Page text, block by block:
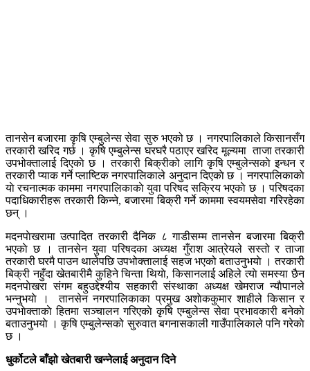
तानसेन बजारमा कृषि एम्बुलेन्स सेवा सुरु भएको छ । नगरपालिकाले किसानसँग
तरकारी खरिद गर्छ । कृषि एम्बुलेन्स घरघरै पठाएर खरिद मूल्यमा ताजा तरकारी
उपभोक्तालाई दिएकाे छ । तरकारी बिक्रीको लागि कृषि एम्बुलेन्सकाे इन्धन र
तरकारी प्याक गर्ने प्लाष्टिक नगरपालिकाले अनुदान दिएकाे छ । नगरपालिकाकाे
याे रचनात्मक काममा नगरपालिकाकाे युवा परिषद सक्रिय भएकाे छ । परिषदका
पदाधिकारीहरू तरकारी किन्ने, बजारमा बिक्री गर्ने काममा स्वयमसेवा गरिरहेका
छन् ।
मदनपाेखरामा उत्पादित तरकारी दैनिक ८ गाडीसम्म तानसेन बजारमा बिक्री
भएकाे छ । तानसेन युवा परिषदका अध्यक्ष गुँराश आत्रेयले सस्तो र ताजा
तरकारी घरमै पाउन थालेपछि उपभोक्तालाई सहज भएको बताउनुभयाे । तरकारी
बिक्री नहुँदा खेतबारीमै कुहिने चिन्ता थियाे, किसानलाई अहिले त्याे समस्या छैन
मदनपाेखरा संगम बहुउद्देश्यीय सहकारी संस्थाका अध्यक्ष खेमराज न्याैपानले
भन्नुभयाे । तानसेन नगरपालिकाका प्रमुख अशाेककुमार शाहीले किसान र
उपभाेक्ताकाे हितमा सञ्चालन गरिएकाे कृषि एम्बुलेन्स सेवा प्रभावकारी बनेकाे
बताउनुभयाे । कृषि एम्बुलेन्सको सुरुवात बगनासकाली गाउँपालिकाले पनि गरेकाे
छ ।
धुर्कोटले बाँझो खेतबारी खन्नेलाई अनुदान दिने